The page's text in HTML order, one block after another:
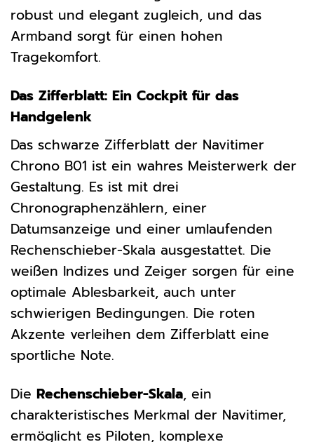
robust und elegant zugleich, und das
Armband sorgt für einen hohen
Tragekomfort.
Das Zifferblatt: Ein Cockpit für das
Handgelenk
Das schwarze Zifferblatt der Navitimer
Chrono B01 ist ein wahres Meisterwerk der
Gestaltung. Es ist mit drei
Chronographenzählern, einer
Datumsanzeige und einer umlaufenden
Rechenschieber-Skala ausgestattet. Die
weißen Indizes und Zeiger sorgen für eine
optimale Ablesbarkeit, auch unter
schwierigen Bedingungen. Die roten
Akzente verleihen dem Zifferblatt eine
sportliche Note.
Die Rechenschieber-Skala, ein
charakteristisches Merkmal der Navitimer,
ermöglicht es Piloten, komplexe